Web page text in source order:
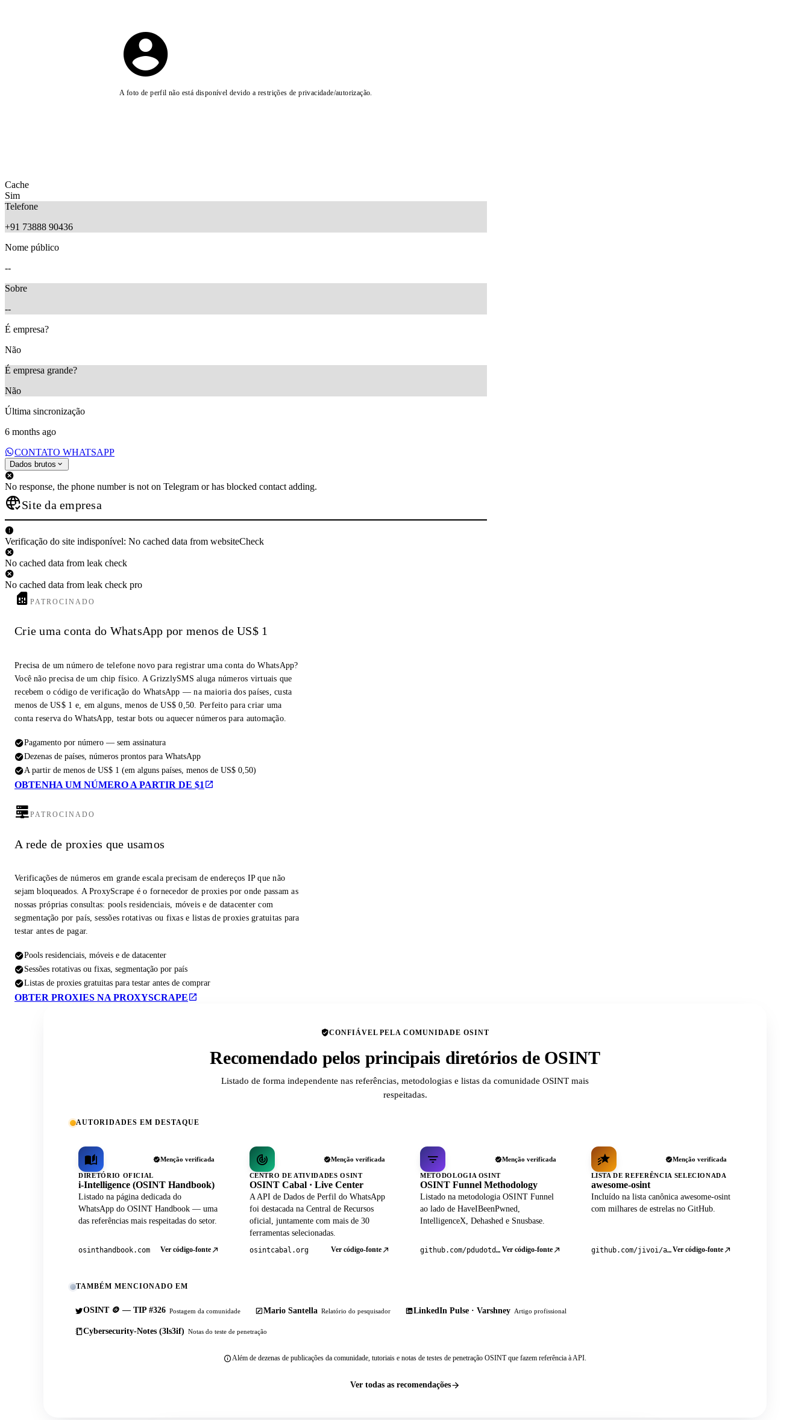
A foto de perfil não está disponível devido a restrições de privacidade/autorização.
Cache
Sim
Telefone
+91 73888 90436
Nome público
--
Sobre
--
É empresa?
Não
É empresa grande?
Não
Última sincronização
6 months ago
CONTATO WHATSAPP
Dados brutos
No response, the phone number is not on Telegram or has blocked contact adding.
Site da empresa
Verificação do site indisponível: No cached data from websiteCheck
No cached data from leak check
No cached data from leak check pro
PATROCINADO
Crie uma conta do WhatsApp por menos de US$ 1
Precisa de um número de telefone novo para registrar uma conta do WhatsApp?
Você não precisa de um chip físico. A GrizzlySMS aluga números virtuais que
recebem o código de verificação do WhatsApp — na maioria dos países, custa
menos de US$ 1 e, em alguns, menos de US$ 0,50. Perfeito para criar uma
conta reserva do WhatsApp, testar bots ou aquecer números para automação.
Pagamento por número — sem assinatura
Dezenas de países, números prontos para WhatsApp
A partir de menos de US$ 1 (em alguns países, menos de US$ 0,50)
OBTENHA UM NÚMERO A PARTIR DE $1
PATROCINADO
A rede de proxies que usamos
Verificações de números em grande escala precisam de endereços IP que não
sejam bloqueados. A ProxyScrape é o fornecedor de proxies por onde passam as
nossas próprias consultas: pools residenciais, móveis e de datacenter com
segmentação por país, sessões rotativas ou fixas e listas de proxies gratuitas para
testar antes de pagar.
Pools residenciais, móveis e de datacenter
Sessões rotativas ou fixas, segmentação por país
Listas de proxies gratuitas para testar antes de comprar
OBTER PROXIES NA PROXYSCRAPE
CONFIÁVEL PELA COMUNIDADE OSINT
Recomendado pelos principais diretórios de OSINT
Listado de forma independente nas referências, metodologias e listas da comunidade OSINT mais
respeitadas.
AUTORIDADES EM DESTAQUE
Menção verificada
DIRETÓRIO OFICIAL
i-Intelligence (OSINT Handbook)
Listado na página dedicada do
WhatsApp do OSINT Handbook — uma
das referências mais respeitadas do setor.
osinthandbook.com Ver código-fonte
Menção verificada
CENTRO DE ATIVIDADES OSINT
OSINT Cabal · Live Center
A API de Dados de Perfil do WhatsApp
foi destacada na Central de Recursos
oficial, juntamente com mais de 30
ferramentas selecionadas.
osintcabal.org Ver código-fonte
Menção verificada
METODOLOGIA OSINT
OSINT Funnel Methodology
Listado na metodologia OSINT Funnel
ao lado de HaveIBeenPwned,
IntelligenceX, Dehashed e Snusbase.
github.com/pdudotdev/ofm Ver código-fonte
Menção verificada
LISTA DE REFERÊNCIA SELECIONADA
awesome-osint
Incluído na lista canônica awesome-osint
com milhares de estrelas no GitHub.
github.com/jivoi/awesome-osintVer código-fonte
TAMBÉM MENCIONADO EM
OSINT 🪙 — TIP #326 Postagem da comunidade Mario Santella Relatório do pesquisador LinkedIn Pulse · Varshney Artigo profissional
Cybersecurity-Notes (3ls3if) Notas do teste de penetração
Além de dezenas de publicações da comunidade, tutoriais e notas de testes de penetração OSINT que fazem referência à API.
Ver todas as recomendações